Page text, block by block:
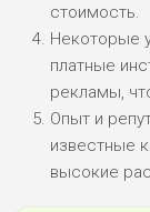
РИСКИ:
стоимость.
Некоторые
платные
рекламы,
Опыт и
известные
высокие